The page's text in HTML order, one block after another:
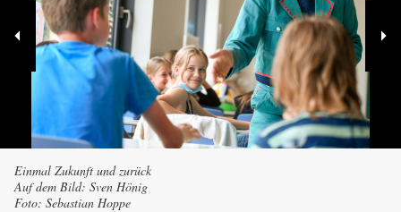
Einmal Zukunft und zurück
Auf dem Bild: Sven Hönig
Foto: Sebastian Hoppe